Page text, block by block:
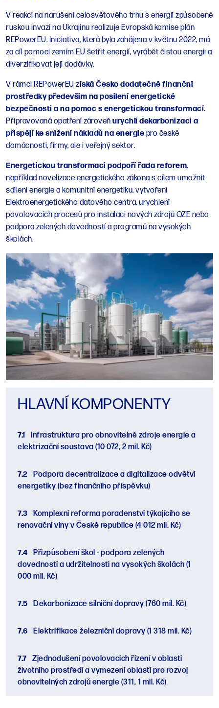
V reakci na narušení celosvětového trhu s energií způsobené
ruskou invazí na Ukrajinu realizuje Evropská komise plán
REPowerEU. Iniciativa, která byla zahájena v květnu 2022, má
za cíl pomoci zemím EU šetřit energií, vyrábět čistou energii a
diverzifikovat její dodávky.
V rámci REPowerEU získá Česko dodatečné finanční
prostředky především na posílení energetické
bezpečnosti a na pomoc s energetickou transformací.
Připravovaná opatření zároveň urychlí dekarbonizaci a
přispějí ke snížení nákladů na energie pro české
domácnosti, firmy, ale i veřejný sektor.
Energetickou transformaci podpoří řada reforem,
například novelizace energetického zákona s cílem umožnit
sdílení energie a komunitní energetiku, vytvoření
Elektroenergetického datového centra, urychlení
povolovacích procesů pro instalaci nových zdrojů OZE nebo
podpora zelených dovedností a programů na vysokých
školách.
HLAVNÍ KOMPONENTY
7.1
Infrastruktura pro obnovitelné zdroje energie a
elektrizační soustava (10 072, 2 mil. Kč)
7.2
Podpora decentralizace a digitalizace odvětví
energetiky (bez finančního příspěvku)
7.3
Komplexní reforma poradenství týkajícího se
renovační vlny v České republice (4 012 mil. Kč)
7.4
Přizpůsobení škol - podpora zelených
dovedností a udržitelnosti na vysokých školách (1
000 mil. Kč)
7.5 Dekarbonizace silniční dopravy (760 mil. Kč)
7.6 Elektrifikace železniční dopravy (1 318 mil. Kč)
7.7
Zjednodušení povolovacích řízení v oblasti
životního prostředí a vymezení oblastí pro rozvoj
obnovitelných zdrojů energie (311, 1 mil. Kč)